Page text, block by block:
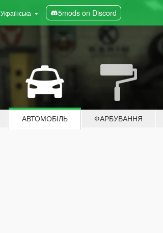
Українська 5mods on Discord
АВТОМОБІЛЬ ФАРБУВАННЯ